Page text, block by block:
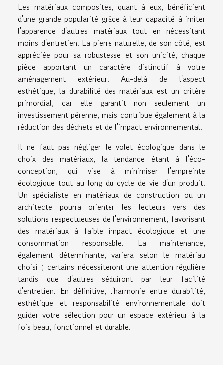
Les matériaux composites, quant à eux, bénéficient
d'une grande popularité grâce à leur capacité à imiter
l'apparence d'autres matériaux tout en nécessitant
moins d'entretien. La pierre naturelle, de son côté, est
appréciée pour sa robustesse et son unicité, chaque
pièce apportant un caractère distinctif à votre
aménagement extérieur. Au-delà de l'aspect
esthétique, la durabilité des matériaux est un critère
primordial, car elle garantit non seulement un
investissement pérenne, mais contribue également à la
réduction des déchets et de l'impact environnemental.
Il ne faut pas négliger le volet écologique dans le
choix des matériaux, la tendance étant à l'éco-
conception, qui vise à minimiser l'empreinte
écologique tout au long du cycle de vie d'un produit.
Un spécialiste en matériaux de construction ou un
architecte pourra orienter les lecteurs vers des
solutions respectueuses de l'environnement, favorisant
des matériaux à faible impact écologique et une
consommation responsable. La maintenance,
également déterminante, variera selon le matériau
choisi ; certains nécessiteront une attention régulière
tandis que d'autres séduiront par leur facilité
d'entretien. En définitive, l'harmonie entre durabilité,
esthétique et responsabilité environnementale doit
guider votre sélection pour un espace extérieur à la
fois beau, fonctionnel et durable.